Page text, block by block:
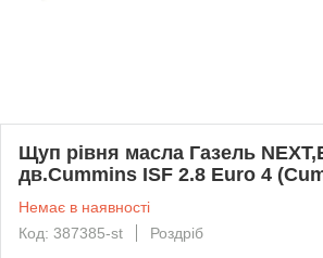
Щуп рiвня масла Газель
дв.Cummins ISF 2.8 Euro 4
Немає в наявності
Код: 387385-st
Роздріб